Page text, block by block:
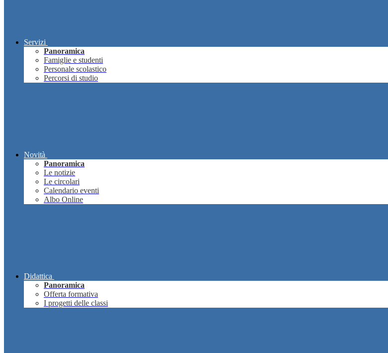
Servizi
Panoramica
Famiglie e studenti
Personale scolastico
Percorsi di studio
Novità
Panoramica
Le notizie
Le circolari
Calendario eventi
Albo Online
Didattica
Panoramica
Offerta formativa
I progetti delle classi